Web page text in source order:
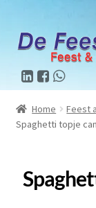
Home Feest
Spaghetti topje